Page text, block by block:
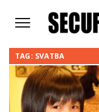
TAG: SVATBA